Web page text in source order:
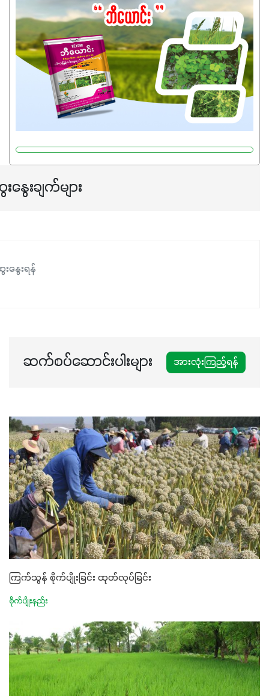
သုံးသင့်ပါတယ်။
နွေးချက်များ
နွေးရန်
ဆက်စပ်ဆောင်းပါးများ အားလုံးကြည့်ရန်
ကြက်သွန် စိုက်ပျိုးခြင်း ထုတ်လုပ်ခြင်း
စိုက်ပျိုးနည်း